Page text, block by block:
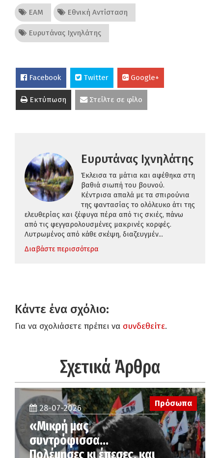
ΕΑΜ Εθνική Αντίσταση
Ευρυτάνας Ιχνηλάτης
Facebook Twitter Google+
Εκτύπωση Στείλτε σε φίλο
Ευρυτάνας Ιχνηλάτης
Έκλεισα τα μάτια και αφέθηκα στη
βαθιά σιωπή του βουνού.
Κέντρισα απαλά με τα σπιρούνια
της φαντασίας το ολόλευκο άτι της
ελευθερίας και ξέφυγα πέρα από τις σκιές, πάνω
από τις φεγγαρολουσμένες μακρινές κορφές.
Λυτρωμένος από κάθε σκέψη, διαζευγμέν...
Διαβάστε περισσότερα
Κάντε ένα σχόλιο:
Για να σχολιάσετε πρέπει να συνδεθείτε.
Σχετικά Άρθρα
Πρόσωπα
28-07-2026
«Μικρή μας
συντρόφισσα…
Πολέμησες κι έπεσες, και